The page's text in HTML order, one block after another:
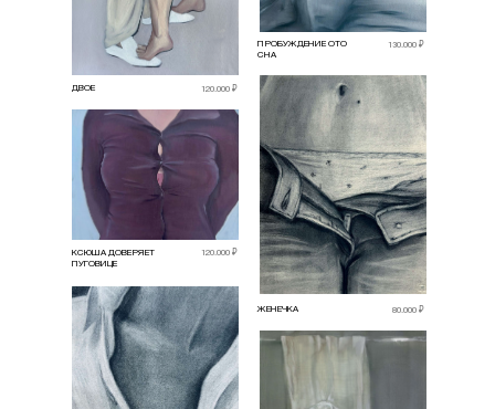
ПРОБУЖДЕНИЕ ОТО
СНА
130.000 ₽
ЖЕНЕЧКА 80.000 ₽
КСЮША ДОВЕРЯЕТ
ПУГОВИЦЕ
120.000 ₽
ДВОЕ 120.000 ₽